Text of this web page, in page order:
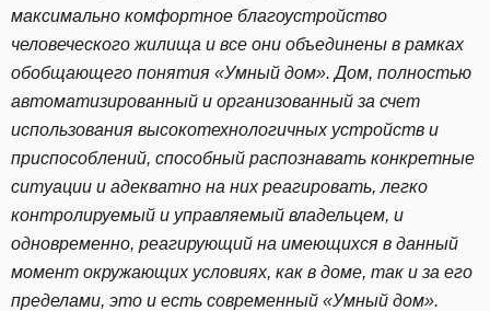
максимально комфортное благоустройство
человеческого жилища и все они объединены в рамках
обобщающего понятия «Умный дом». Дом, полностью
автоматизированный и организованный за счет
использования высокотехнологичных устройств и
приспособлений, способный распознавать конкретные
ситуации и адекватно на них реагировать, легко
контролируемый и управляемый владельцем, и
одновременно, реагирующий на имеющихся в данный
момент окружающих условиях, как в доме, так и за его
пределами, это и есть современный «Умный дом».